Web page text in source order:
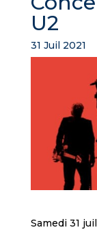
U2
31 Juil 2021
Samedi 31